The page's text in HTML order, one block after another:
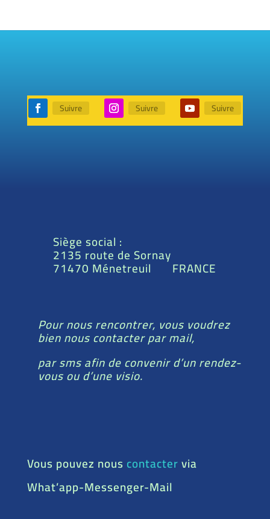
Suivre Suivre Suivre
Siège social :
2135 route de Sornay
71470 Ménetreuil FRANCE
Pour nous rencontrer, vous voudrez
bien nous contacter par mail,
par sms afin de convenir d’un rendez-
vous ou d’une visio.
Vous pouvez nous contactervia
What’app-Messenger-Mail